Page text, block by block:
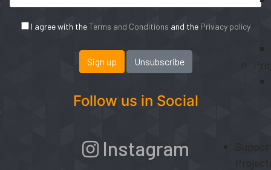
I agree with theTerms and Conditions and the Privacy policy
Follow us in Social
Instagram